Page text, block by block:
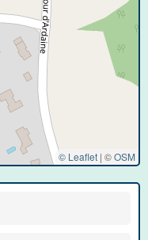
© Leaflet | ©OSM